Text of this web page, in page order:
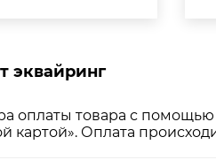
эквайринг
оплаты товара с помощью
картой». Оплата